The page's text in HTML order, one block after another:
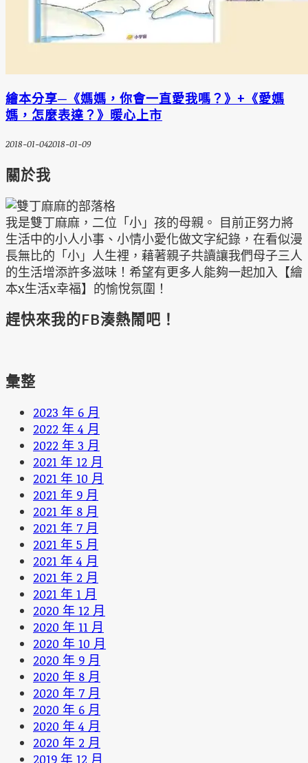
繪本分享─《媽媽，你會一直愛我嗎？》+《愛媽
媽，怎麼表達？》暖心上市
2018-01-042018-01-09
關於我
我是雙丁麻麻，二位「小」孩的母親。 目前正努力將
生活中的小人小事、小情小愛化做文字紀錄，在看似漫
長無比的「小」人生裡，藉著親子共讀讓我們母子三人
的生活增添許多滋味！希望有更多人能夠一起加入【繪
本x生活x幸福】的愉悅氛圍！
趕快來我的FB湊熱鬧吧！
彙整
2023 年 6 月
2022 年 4 月
2022 年 3 月
2021 年 12 月
2021 年 10 月
2021 年 9 月
2021 年 8 月
2021 年 7 月
2021 年 5 月
2021 年 4 月
2021 年 2 月
2021 年 1 月
2020 年 12 月
2020 年 11 月
2020 年 10 月
2020 年 9 月
2020 年 8 月
2020 年 7 月
2020 年 6 月
2020 年 4 月
2020 年 2 月
2019 年 12 月